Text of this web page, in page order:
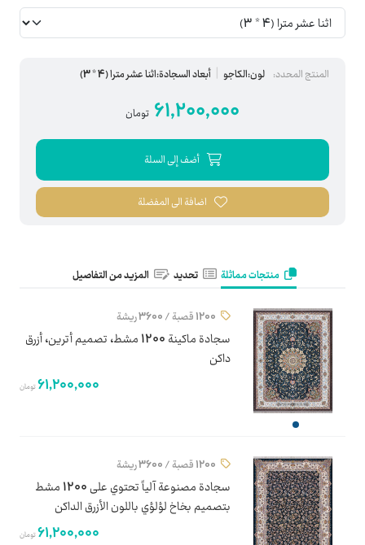
المنتج المحدد: لون:الكاجو أبعاد السجادة:اثنا عشر مترا (4 * 3)
61,200,000 تومان
أضف إلى السلة
اضافة الى المفضلة
منتجات مماثلة تحديد المزيد من التفاصيل
1200 قصبة / 3600 ريشة
سجادة ماكينة 1200 مشط، تصميم أترين، أزرق
داكن
61,200,000تومان
1200 قصبة / 3600 ريشة
سجادة مصنوعة آلياً تحتوي على 1200 مشط
بتصميم بخاخ لؤلؤي باللون الأزرق الداكن
61,200,000تومان